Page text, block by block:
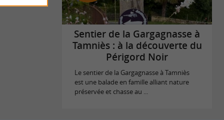
Sentier de la Gargagnasse à
Tamniès : à la découverte du
Périgord Noir
Le sentier de la Gargagnasse à Tamniès
est une balade en famille alliant nature
préservée et chasse au ...